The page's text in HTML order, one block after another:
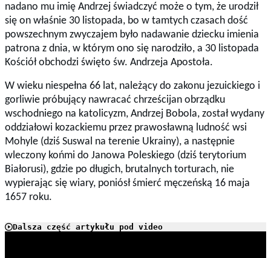
nadano mu imię Andrzej świadczyć może o tym, że urodził
się on właśnie 30 listopada, bo w tamtych czasach dość
powszechnym zwyczajem było nadawanie dziecku imienia
patrona z dnia, w którym ono się narodziło, a 30 listopada
Kościół obchodzi święto św. Andrzeja Apostoła.
W wieku niespełna 66 lat, należący do zakonu jezuickiego i
gorliwie próbujący nawracać chrześcijan obrządku
wschodniego na katolicyzm, Andrzej Bobola, został wydany
oddziałowi kozackiemu przez prawosławną ludność wsi
Mohyle (dziś Suswal na terenie Ukrainy), a następnie
wleczony końmi do Janowa Poleskiego (dziś terytorium
Białorusi), gdzie po długich, brutalnych torturach, nie
wypierając się wiary, poniósł śmierć męczeńską 16 maja
1657 roku.
Dalsza część artykułu pod video